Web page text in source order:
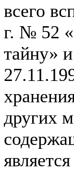
всего
г. № 52
тайну»
других